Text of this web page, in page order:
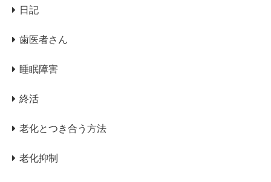
日記
歯医者さん
睡眠障害
終活
老化とつき合う方法
老化抑制